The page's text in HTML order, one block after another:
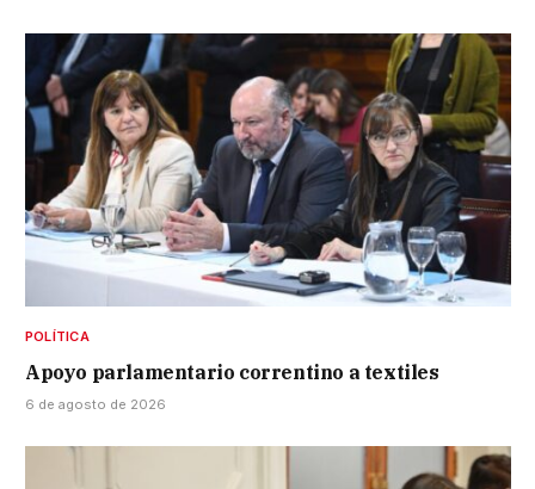
POLÍTICA
Apoyo parlamentario correntino a textiles
6 de agosto de 2026